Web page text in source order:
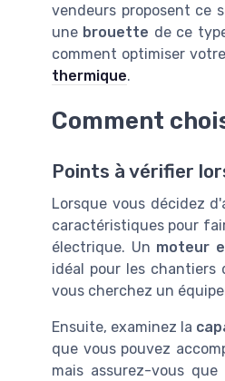
vendeurs proposent ce
une brouette de ce
comment optimiser
thermique.
Comment
Points à vérifier
Lorsque vous décidez
caractéristiques pour
électrique. Un moteur
idéal pour les chantiers
vous cherchez un
Ensuite, examinez la
que vous pouvez
mais assurez-vous que